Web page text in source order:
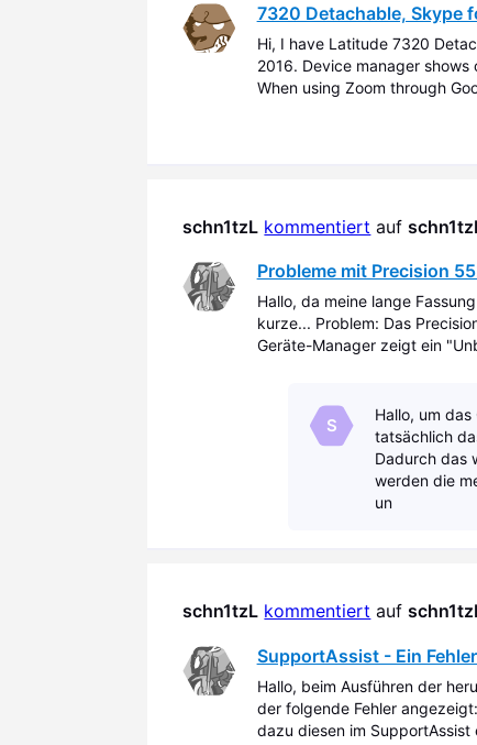
7320 Detachable, Skype
Hi, I have Latitude 7320
2016. Device manager shows
When using Zoom through
schn1tzL kommentiert auf
Probleme mit Precision
Hallo, da meine lange
kurze... Problem: Das
Geräte-Manager zeigt ein
S
Hallo, um
tatsächlich
Dadurch das
werden die
un
schn1tzL kommentiert auf
SupportAssist - Ein
Hallo, beim Ausführen der
der folgende Fehler
dazu diesen im